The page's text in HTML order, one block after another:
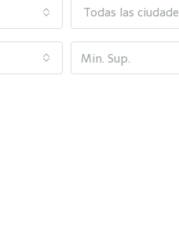
Todas las ciudades